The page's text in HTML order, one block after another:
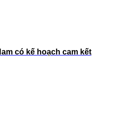
có kế hoạch cam kết